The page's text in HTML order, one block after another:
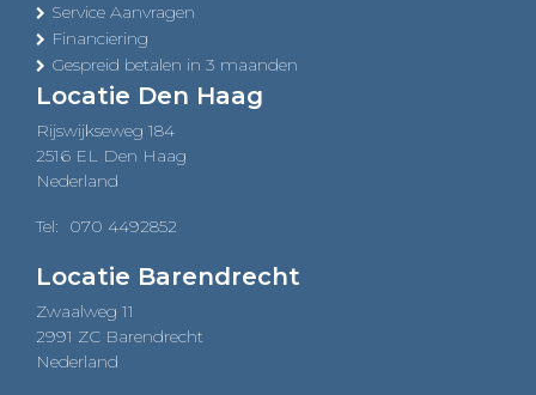
Service Aanvragen
Financiering
Gespreid betalen in 3 maanden
Locatie Den Haag
Rijswijkseweg 184
2516 EL Den Haag
Nederland
Tel: 070 4492852
Locatie Barendrecht
Zwaalweg 11
2991 ZC Barendrecht
Nederland